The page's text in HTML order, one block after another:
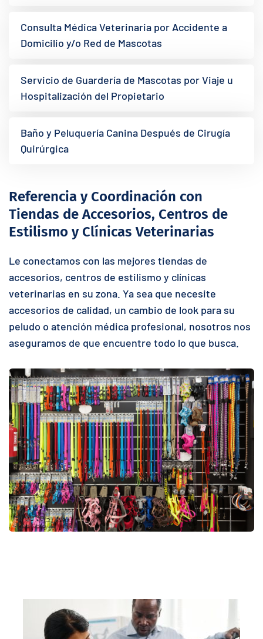
Consulta Médica Veterinaria por Accidente a
Domicilio y/o Red de Mascotas
Servicio de Guardería de Mascotas por Viaje u
Hospitalización del Propietario
Baño y Peluquería Canina Después de Cirugía
Quirúrgica
Referencia y Coordinación con
Tiendas de Accesorios, Centros de
Estilismo y Clínicas Veterinarias
Le conectamos con las mejores tiendas de
accesorios, centros de estilismo y clínicas
veterinarias en su zona. Ya sea que necesite
accesorios de calidad, un cambio de look para su
peludo o atención médica profesional, nosotros nos
aseguramos de que encuentre todo lo que busca.